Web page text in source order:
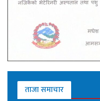
ताजा समाचार